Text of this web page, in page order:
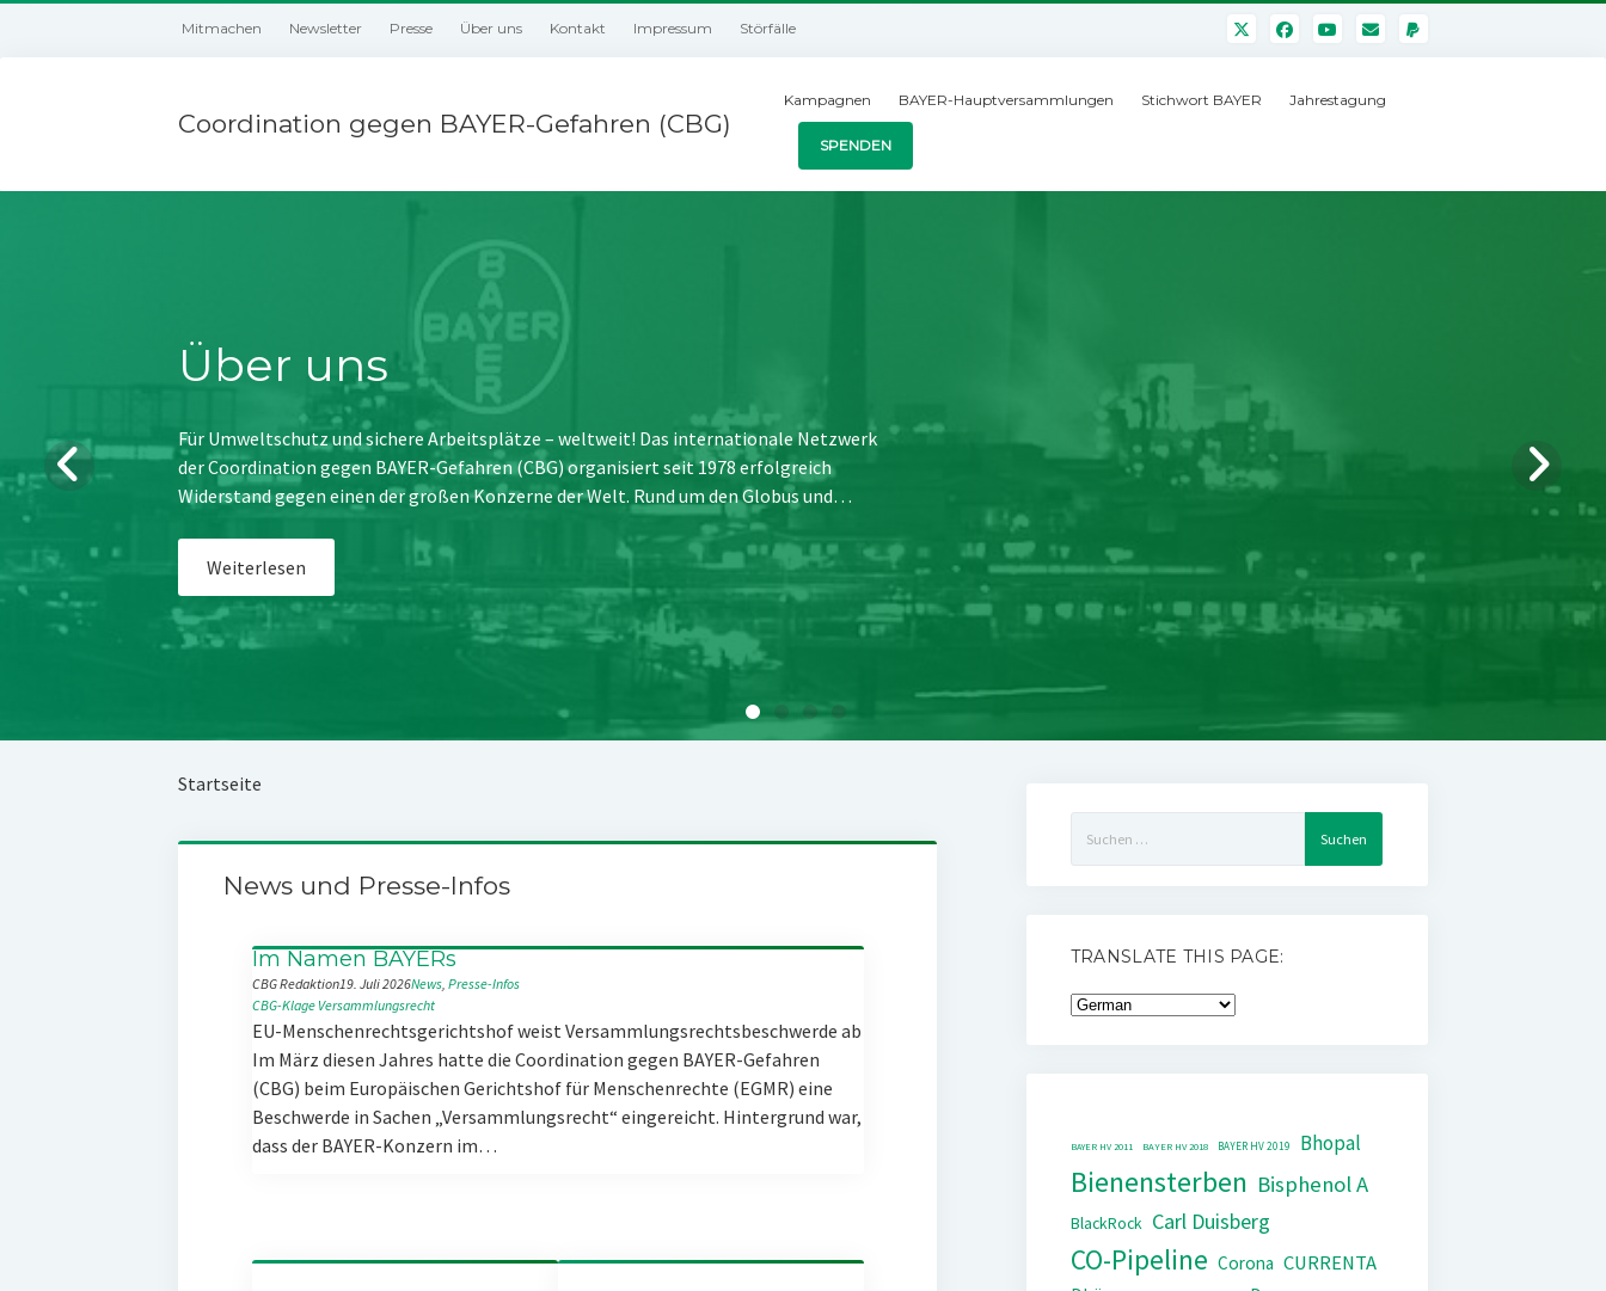
Mitmachen Newsletter Presse Über uns Kontakt Impressum Störfälle
Coordination gegen BAYER-Gefahren (CBG)
Kampagnen BAYER-Hauptversammlungen Stichwort BAYER Jahrestagung
SPENDEN
Über uns
Für Umweltschutz und sichere Arbeitsplätze – weltweit! Das internationale Netzwerk
der Coordination gegen BAYER-Gefahren (CBG) organisiert seit 1978 erfolgreich
Widerstand gegen einen der großen Konzerne der Welt. Rund um den Globus und…
Weiterlesen
Startseite
News und Presse-Infos
Im Namen BAYERs
CBG Redaktion19. Juli 2026News, Presse-Infos
CBG-Klage Versammlungsrecht
EU-Menschenrechtsgerichtshof weist Versammlungsrechtsbeschwerde ab
Im März diesen Jahres hatte die Coordination gegen BAYER-Gefahren
(CBG) beim Europäischen Gerichtshof für Menschenrechte (EGMR) eine
Beschwerde in Sachen „Versammlungsrecht“ eingereicht. Hintergrund war,
dass der BAYER-Konzern im…
nach:
TRANSLATE THIS PAGE:
BAYER HV 2011 BAYER HV 2018 BAYER HV 2019 Bhopal
Bienensterben Bisphenol A
BlackRock Carl Duisberg
CO-Pipeline Corona CURRENTA